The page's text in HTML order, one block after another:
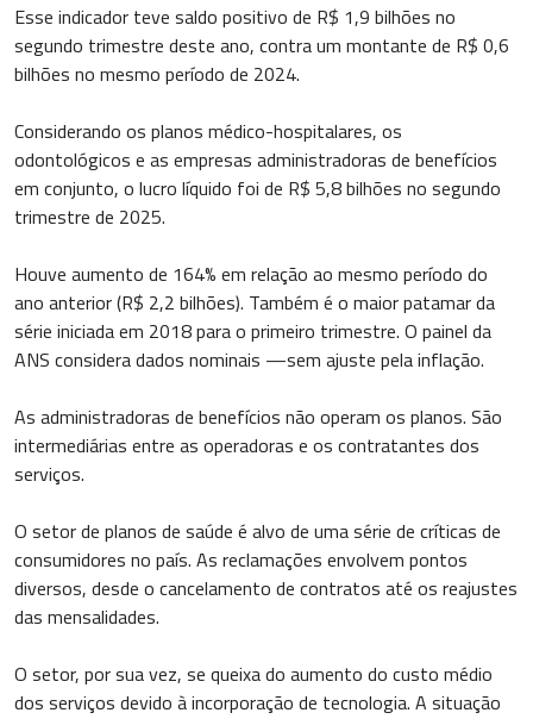
Esse indicador teve saldo positivo de R$ 1,9 bilhões no
segundo trimestre deste ano, contra um montante de R$ 0,6
bilhões no mesmo período de 2024.
Considerando os planos médico-hospitalares, os
odontológicos e as empresas administradoras de benefícios
em conjunto, o lucro líquido foi de R$ 5,8 bilhões no segundo
trimestre de 2025.
Houve aumento de 164% em relação ao mesmo período do
ano anterior (R$ 2,2 bilhões). Também é o maior patamar da
série iniciada em 2018 para o primeiro trimestre. O painel da
ANS considera dados nominais —sem ajuste pela inflação.
As administradoras de benefícios não operam os planos. São
intermediárias entre as operadoras e os contratantes dos
serviços.
O setor de planos de saúde é alvo de uma série de críticas de
consumidores no país. As reclamações envolvem pontos
diversos, desde o cancelamento de contratos até os reajustes
das mensalidades.
O setor, por sua vez, se queixa do aumento do custo médio
dos serviços devido à incorporação de tecnologia. A situação